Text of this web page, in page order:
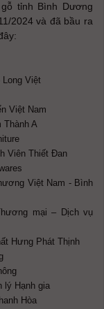
tỉnh Bình Dương
2024 và đã bầu ra
Long Việt
Việt Nam
Thành A
Viên Thiết Đan
Việt Nam - Bình
mại – Dịch vụ
Hưng Phát Thịnh
lý Hạnh gia
Hòa